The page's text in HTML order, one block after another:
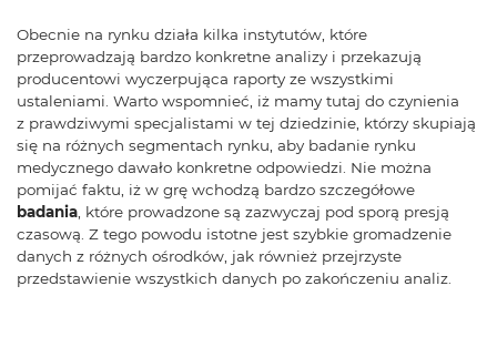
Obecnie na rynku działa kilka instytutów, które
przeprowadzają bardzo konkretne analizy i przekazują
producentowi wyczerpująca raporty ze wszystkimi
ustaleniami. Warto wspomnieć, iż mamy tutaj do czynienia
z prawdziwymi specjalistami w tej dziedzinie, którzy skupiają
się na różnych segmentach rynku, aby badanie rynku
medycznego dawało konkretne odpowiedzi. Nie można
pomijać faktu, iż w grę wchodzą bardzo szczegółowe
badania , które prowadzone są zazwyczaj pod sporą presją
czasową. Z tego powodu istotne jest szybkie gromadzenie
danych z różnych ośrodków, jak również przejrzyste
przedstawienie wszystkich danych po zakończeniu analiz.